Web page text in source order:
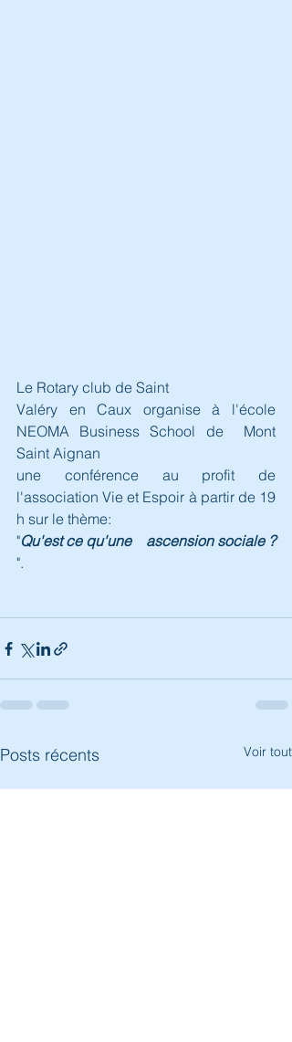
Le Rotary club de Saint
Valéry en Caux organise à l'école
NEOMA Business School de  Mont
Saint Aignan
une conférence au profit de
l'association Vie et Espoir à partir de 19
h sur le thème:
"
Qu'est ce qu'une    ascension sociale ?
".
Posts récents Voir tout